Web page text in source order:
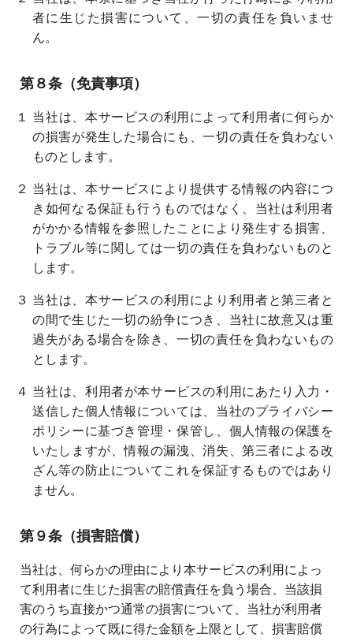
者に生じた損害について、一切の責任を負いませ
ん。
第８条（免責事項）
１ 当社は、本サービスの利用によって利用者に何らか
の損害が発生した場合にも、一切の責任を負わない
ものとします。
２ 当社は、本サービスにより提供する情報の内容につ
き如何なる保証も行うものではなく、当社は利用者
がかかる情報を参照したことにより発生する損害、
トラブル等に関しては一切の責任を負わないものと
します。
３ 当社は、本サービスの利用により利用者と第三者と
の間で生じた一切の紛争につき、当社に故意又は重
過失がある場合を除き、一切の責任を負わないもの
とします。
４ 当社は、利用者が本サービスの利用にあたり入力・
送信した個人情報については、当社のプライバシー
ポリシーに基づき管理・保管し、個人情報の保護を
いたしますが、情報の漏洩、消失、第三者による改
ざん等の防止についてこれを保証するものではあり
ません。
第９条（損害賠償）
当社は、何らかの理由により本サービスの利用によっ
て利用者に生じた損害の賠償責任を負う場合、当該損
害のうち直接かつ通常の損害について、当社が利用者
の行為によって既に得た金額を上限として、損害賠償